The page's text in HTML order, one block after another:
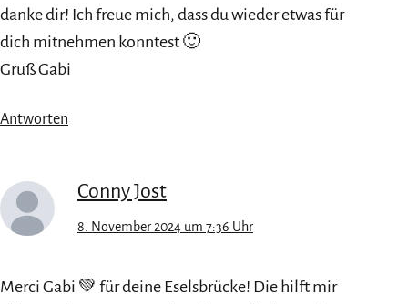
danke dir! Ich freue mich, dass du wieder etwas für
dich mitnehmen konntest 🙂
Gruß Gabi
Antworten
Conny Jost
8. November 2024 um 7:36 Uhr
Merci Gabi 💚 für deine Eselsbrücke! Die hilft mir